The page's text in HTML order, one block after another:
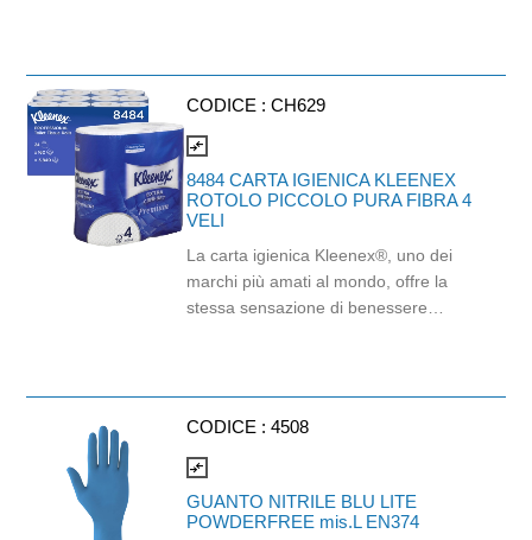
CODICE : CH629
compare_arrows
8484 CARTA IGIENICA KLEENEX
ROTOLO PICCOLO PURA FIBRA 4
VELI
La carta igienica Kleenex®, uno dei
marchi più amati al mondo, offre la
stessa sensazione di benessere
veli trapuntata Kleenex® è morbida e
pregiata ed è realizzata al 100% in
pura fibra per regalare una
sensazione di grande benessere. Per
CODICE : 4508
compare_arrows
GUANTO NITRILE BLU LITE
POWDERFREE mis.L EN374